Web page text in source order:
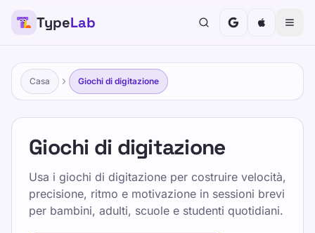
TypeLab
Casa Giochi di digitazione
Giochi di digitazione
Usa i giochi di digitazione per costruire velocità,
precisione, ritmo e motivazione in sessioni brevi
per bambini, adulti, scuole e studenti quotidiani.